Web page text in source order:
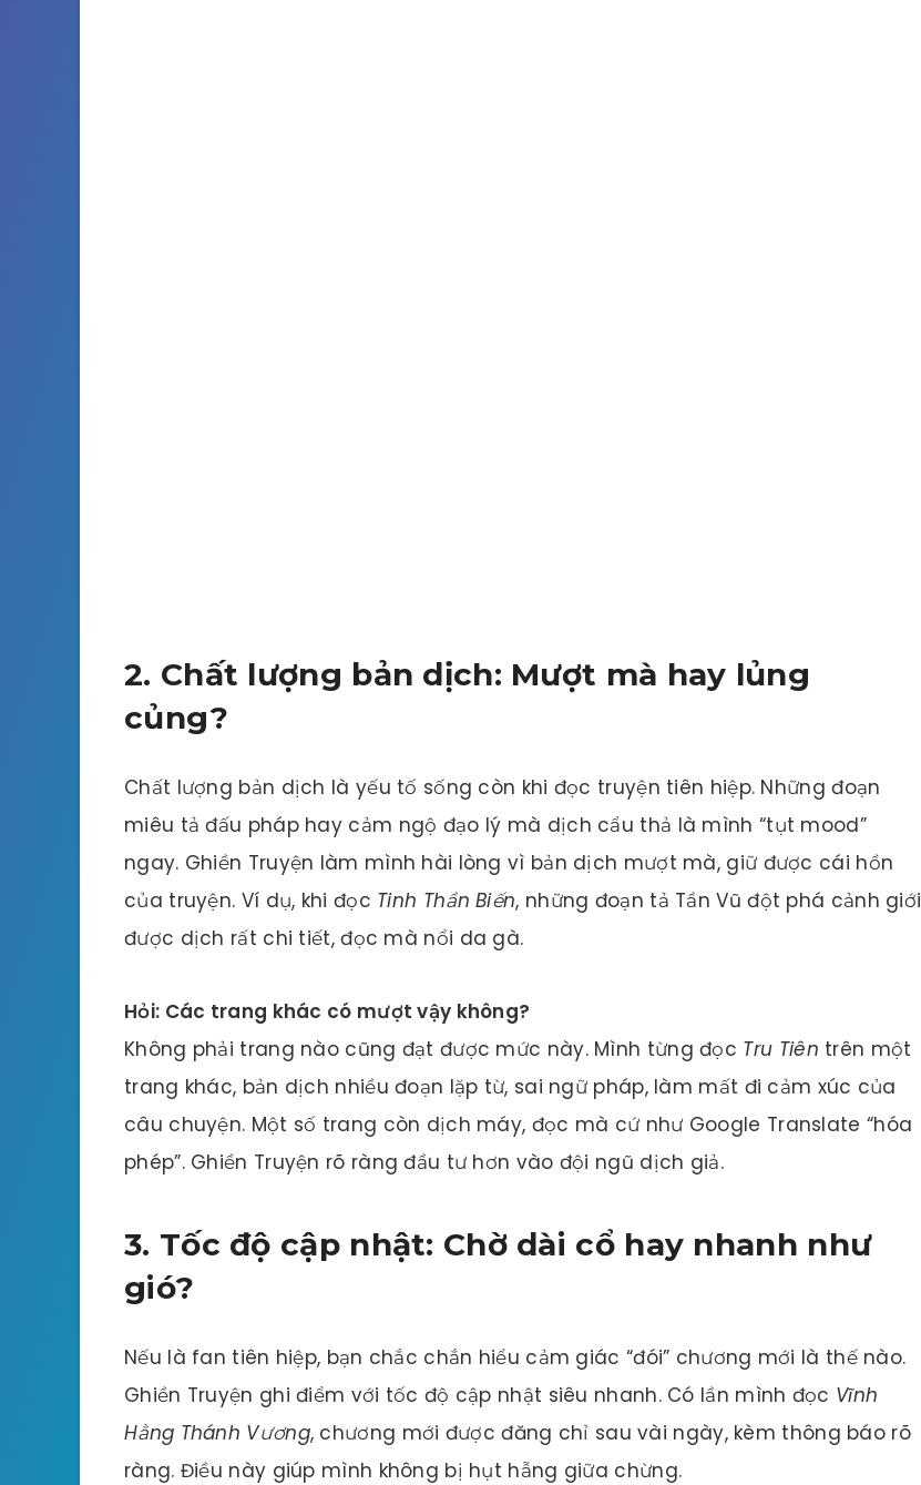
2. Chất lượng bản dịch: Mượt mà hay lủng
củng?
Chất lượng bản dịch là yếu tố sống còn khi đọc truyện tiên hiệp. Những đoạn
miêu tả đấu pháp hay cảm ngộ đạo lý mà dịch cẩu thả là mình “tụt mood”
ngay. Ghiền Truyện làm mình hài lòng vì bản dịch mượt mà, giữ được cái hồn
của truyện. Ví dụ, khi đọc Tinh Thần Biến, những đoạn tả Tần Vũ đột phá cảnh giới
được dịch rất chi tiết, đọc mà nổi da gà.
Hỏi: Các trang khác có mượt vậy không?
Không phải trang nào cũng đạt được mức này. Mình từng đọc Tru Tiên trên một
trang khác, bản dịch nhiều đoạn lặp từ, sai ngữ pháp, làm mất đi cảm xúc của
câu chuyện. Một số trang còn dịch máy, đọc mà cứ như Google Translate “hóa
phép”. Ghiền Truyện rõ ràng đầu tư hơn vào đội ngũ dịch giả.
3. Tốc độ cập nhật: Chờ dài cổ hay nhanh như
gió?
Nếu là fan tiên hiệp, bạn chắc chắn hiểu cảm giác “đói” chương mới là thế nào.
Ghiền Truyện ghi điểm với tốc độ cập nhật siêu nhanh. Có lần mình đọc Vĩnh
Hằng Thánh Vương, chương mới được đăng chỉ sau vài ngày, kèm thông báo rõ
ràng. Điều này giúp mình không bị hụt hẫng giữa chừng.